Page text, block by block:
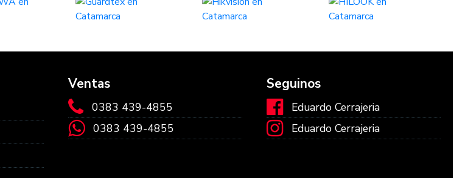
Ventas
0383 439-4855
0383 439-4855
Seguinos
Eduardo Cerrajeria
Eduardo Cerrajeria